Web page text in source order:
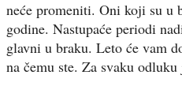
neće promeniti. Oni koji su u
godine. Nastupaće periodi
glavni u braku. Leto će vam
na čemu ste. Za svaku